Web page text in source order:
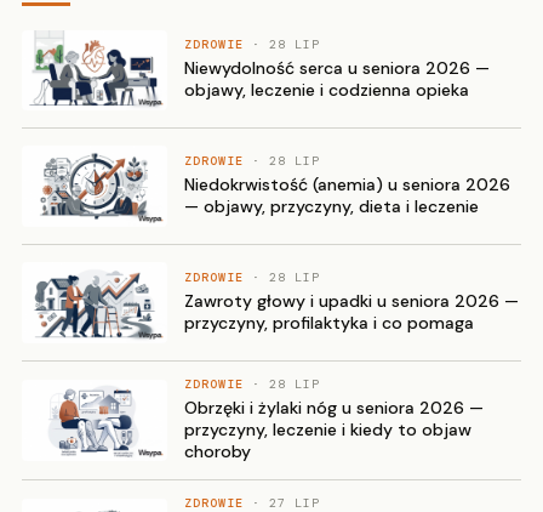
ZDROWIE · 28 LIP
Niewydolność serca u seniora 2026 —
objawy, leczenie i codzienna opieka
ZDROWIE · 28 LIP
Niedokrwistość (anemia) u seniora 2026
— objawy, przyczyny, dieta i leczenie
ZDROWIE · 28 LIP
Zawroty głowy i upadki u seniora 2026 —
przyczyny, profilaktyka i co pomaga
ZDROWIE · 28 LIP
Obrzęki i żylaki nóg u seniora 2026 —
przyczyny, leczenie i kiedy to objaw
choroby
ZDROWIE · 27 LIP